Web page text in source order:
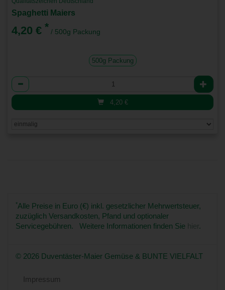
Spaghetti Maiers
4,20 € * / 500g Packung
500g Packung
Anzahl
4,20 €
*Alle Preise in Euro (€) inkl. gesetzlicher Mehrwertsteuer,
zuzüglich Versandkosten, Pfand und optionaler
Servicegebühren. Weitere Informationen finden Sie hier.
© 2026 Duventäster-Maier Gemüse & BUNTE VIELFALT
Impressum